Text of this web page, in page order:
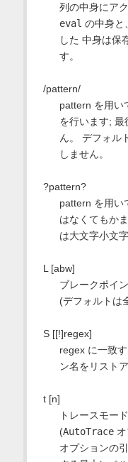
列の中身にア
eval の中身と
した 中身は保
す。
/pattern/
pattern を用い
を行います;
ん。 デフォル
しません。
?pattern?
pattern を用い
はなくてもか
は大文字小文
L [abw]
ブレークポイ
(デフォルトは
S [[!]regex]
regex に一致
ン名をリスト
t [n]
トレースモー
(AutoTraceオ
オプションの